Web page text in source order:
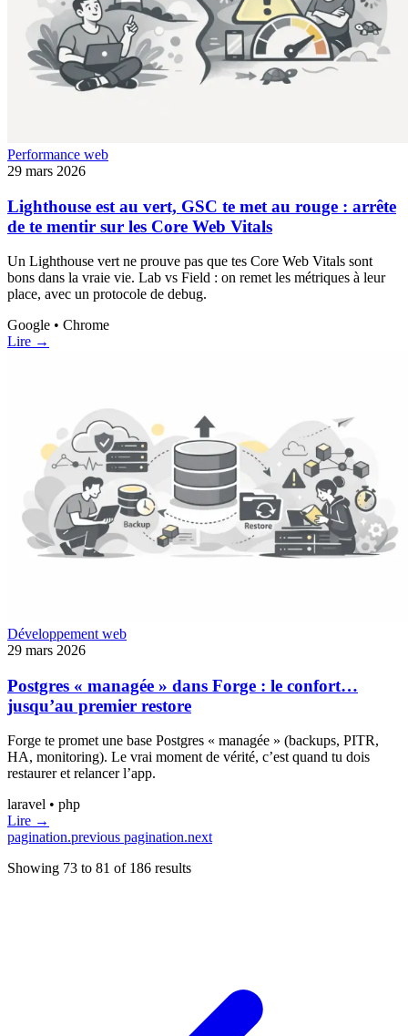
Performance web
29 mars 2026
Lighthouse est au vert, GSC te met au rouge : arrête
de te mentir sur les Core Web Vitals
Un Lighthouse vert ne prouve pas que tes Core Web Vitals sont
bons dans la vraie vie. Lab vs Field : on remet les métriques à leur
place, avec un protocole de debug.
Google • Chrome
Lire →
Développement web
29 mars 2026
Postgres « managée » dans Forge : le confort…
jusqu’au premier restore
Forge te promet une base Postgres « managée » (backups, PITR,
HA, monitoring). Le vrai moment de vérité, c’est quand tu dois
restaurer et relancer l’app.
laravel • php
Lire →
pagination.previous pagination.next
Showing 73 to 81 of 186 results